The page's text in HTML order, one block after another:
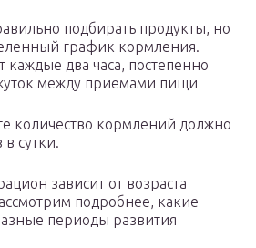
подбирать продукты, но
график кормления.
каждые два часа, постепенно
между приемами пищи
количество кормлений должно
в сутки.
зависит от возраста
подробнее, какие
периоды развития